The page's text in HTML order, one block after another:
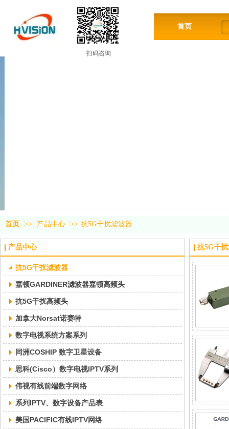
扫码咨询
首页
首页 >> 产品中心 >> 抗5G干扰滤波器
产品中心
抗5G干扰滤波器
嘉顿GARDINER滤波器嘉顿高频头
抗5G干扰高频头
加拿大Norsat诺赛特
数字电视系统方案系列
同洲COSHIP 数字卫星设备
思科(Cisco）数字电视IPTV系列
伟视有线前端数字网络
系列IPTV、数字设备产品表
美国PACIFIC有线IPTV网络
抗5G干